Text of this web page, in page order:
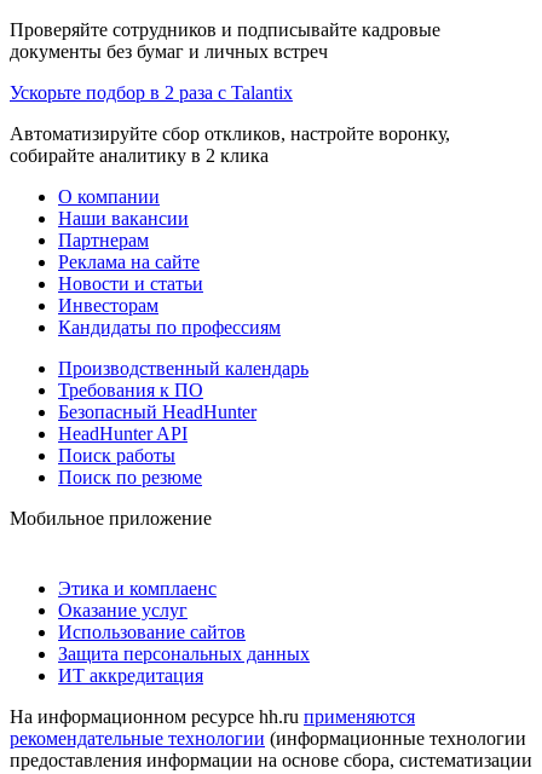
Проверяйте сотрудников и подписывайте кадровые
документы без бумаг и личных встреч
Ускорьте подбор в 2 раза с Talantix
Автоматизируйте сбор откликов, настройте воронку,
собирайте аналитику в 2 клика
О компании
Наши вакансии
Партнерам
Реклама на сайте
Новости и статьи
Инвесторам
Кандидаты по профессиям
Производственный календарь
Требования к ПО
Безопасный HeadHunter
HeadHunter API
Поиск работы
Поиск по резюме
Мобильное приложение
Этика и комплаенс
Оказание услуг
Использование сайтов
Защита персональных данных
ИТ аккредитация
На информационном ресурсе hh.ru применяются
рекомендательные технологии (информационные технологии
предоставления информации на основе сбора, систематизации